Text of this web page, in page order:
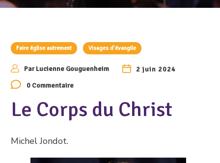
Faire église autrement Visages d'évangile
ParLucienne Gouguenheim
2 juin 2024
0 Commentaire
Le Corps du Christ
Michel Jondot.